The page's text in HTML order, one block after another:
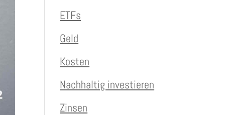
ETFs
Geld
Kosten
Nachhaltig investieren
Zinsen